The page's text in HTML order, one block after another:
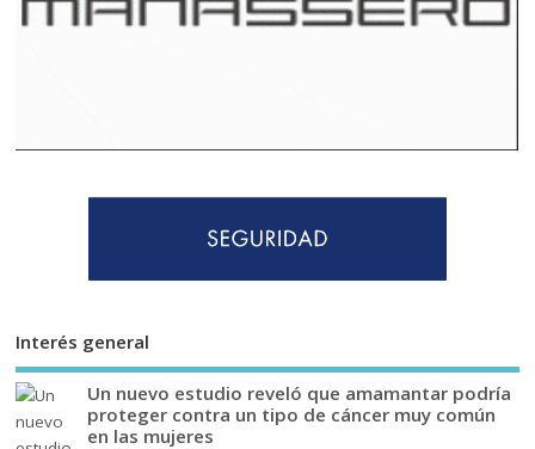
Interés general
Un nuevo estudio reveló que amamantar podría
proteger contra un tipo de cáncer muy común
en las mujeres